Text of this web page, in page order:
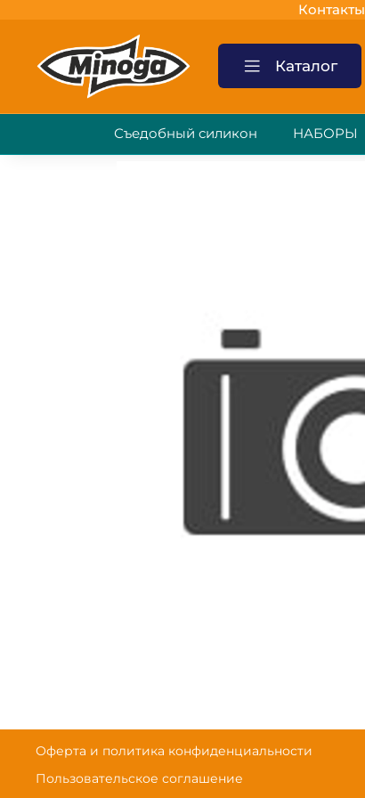
Контакты
Каталог
Съедобный силикон НАБОРЫ
Оферта и политика конфиденциальности
Пользовательское соглашение